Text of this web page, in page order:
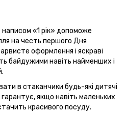
написом «1 рік» допоможе
на честь першого Дня
оформлення і яскраві
байдужими навіть найменших і
в стаканчики будь-які дитячі
якщо навіть маленьких
красивого посуду.